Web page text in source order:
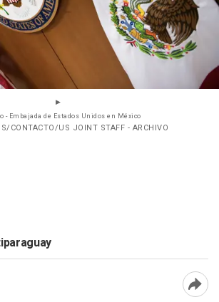
- Embajada de Estados Unidos en México
CONTACTO/US JOINT STAFF - ARCHIVO